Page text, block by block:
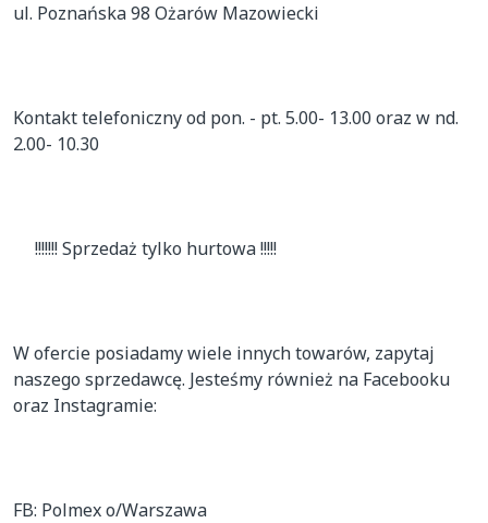
ul. Poznańska 98 Ożarów Mazowiecki
Kontakt telefoniczny od pon. - pt. 5.00- 13.00 oraz w nd.
2.00- 10.30
!!!!!!! Sprzedaż tylko hurtowa !!!!!
W ofercie posiadamy wiele innych towarów, zapytaj
naszego sprzedawcę. Jesteśmy również na Facebooku
oraz Instagramie:
FB: Polmex o/Warszawa